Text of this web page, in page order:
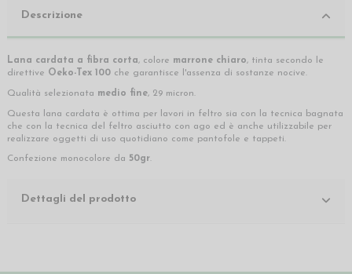
Descrizione
Lana cardata a fibra corta, colore marrone chiaro, tinta secondo le
direttive Oeko-Tex 100 che garantisce l'assenza di sostanze nocive.
Qualità selezionata medio fine, 29 micron.
Questa lana cardata è ottima per lavori in feltro sia con la tecnica bagnata
che con la tecnica del feltro asciutto con ago ed è anche utilizzabile per
realizzare oggetti di uso quotidiano come pantofole e tappeti.
Confezione monocolore da 50gr.
Dettagli del prodotto